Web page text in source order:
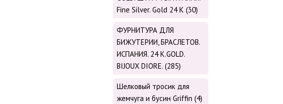
Fine Silver. Gold 24 K (30)
ФУРНИТУРА ДЛЯ
БИЖУТЕРИИ, БРАСЛЕТОВ.
ИСПАНИЯ. 24 K.GOLD.
BIJOUX DIORE. (285)
Шелковый тросик для
жемчуга и бусин Griffin (4)